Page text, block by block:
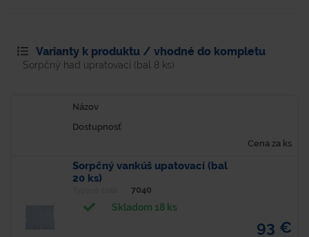
Varianty k produktu / vhodné do kompletu
Sorpčný had upratovací (bal 8 ks)
Názov
Dostupnosť
Cena za ks
Sorpčný vankúš upatovací (bal
20 ks)
7040
Skladom 18 ks
93 €